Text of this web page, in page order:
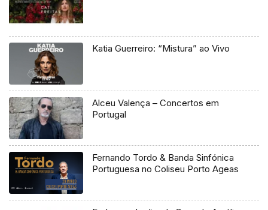
Katia Guerreiro: “Mistura” ao Vivo
Alceu Valença – Concertos em
Portugal
Fernando Tordo & Banda Sinfónica
Portuguesa no Coliseu Porto Ageas